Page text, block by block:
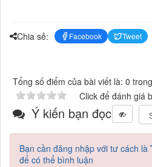
Chia sẻ: Facebook Tweet
Tổng số điểm của bài viết là: 0
Click để đánh giá
Ý kiến bạn đọc
Bạn cần đăng nhập với tư cách là
để có thể bình luận